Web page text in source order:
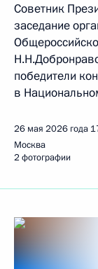
Советник
заседание
победители
в
26 мая 2026 года
Москва
2 фотографии